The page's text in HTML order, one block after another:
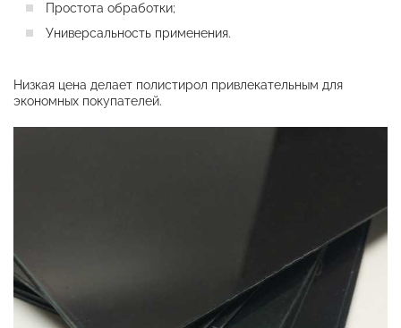
Простота обработки;
Универсальность применения.
Низкая цена делает полистирол привлекательным для
экономных покупателей.